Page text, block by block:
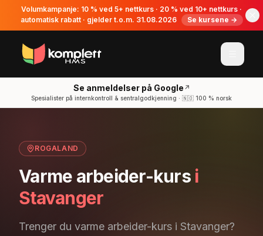
Volumkampanje: 10 % ved 5+ nettkurs · 20 % ved 10+ nettkurs ·
automatisk rabatt · gjelder t.o.m. 31.08.2026
Se kursene →
Se anmeldelser på Google ↗
Spesialister på internkontroll & sentralgodkjenning · 🇳🇴 100 % norsk
ROGALAND
Varme arbeider-kurs i
Stavanger
Trenger du varme arbeider-kurs i Stavanger?